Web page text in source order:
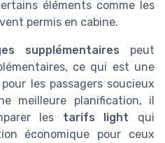
éléments comme les
permis en cabine.
supplémentaires peut
ce qui est une
les passagers soucieux
meilleure planification, il
les tarifs light qui
économique pour ceux